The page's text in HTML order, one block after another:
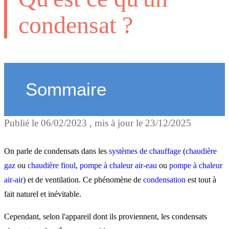
condensat ?
Sommaire
Qu'est-ce qu'un condensat
comment se forme-t-il ?
Comment et pourquoi
chaudière ?
Publié le 06/02/2023 , mis à jour le 23/12/2025
On parle de condensats dans les systèmes de chauffage (chaudière
gaz ou chaudière fioul, pompe à chaleur air-eau ou pompe à chaleur
air-air) et de ventilation. Ce phénomène de condensation est tout à
fait naturel et inévitable.
Cependant, selon l'appareil dont ils proviennent, les condensats